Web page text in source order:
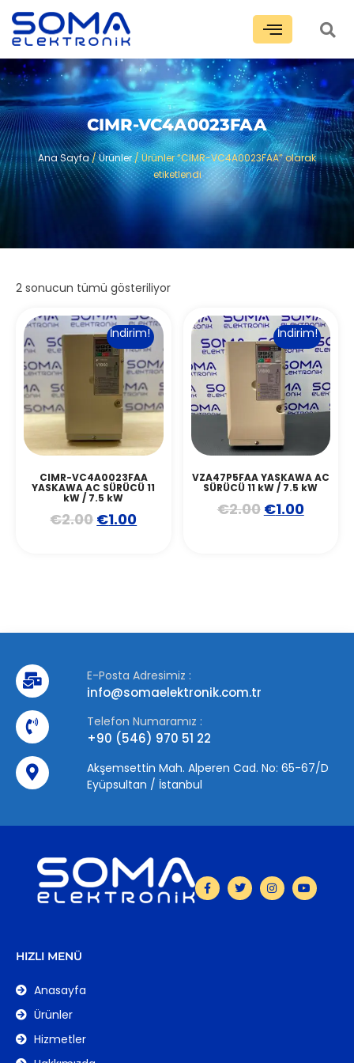
CIMR-VC4A0023FAA
Ana Sayfa/Ürünler/ Ürünler “CIMR-VC4A0023FAA” olarak
etiketlendi
2 sonucun tümü gösteriliyor
İndirim!
CIMR-VC4A0023FAA
YASKAWA AC SÜRÜCÜ 11
kW / 7.5 kW
€2.00 €1.00
İndirim!
VZA47P5FAA YASKAWA AC
SÜRÜCÜ 11 kW / 7.5 kW
€2.00 €1.00
E-Posta Adresimiz :
info@somaelektronik.com.tr
Telefon Numaramız :
+90 (546) 970 51 22
Akşemsettin Mah. Alperen Cad. No: 65-67/D
Eyüpsultan / İstanbul
HIZLI MENÜ
Anasayfa
Ürünler
Hizmetler